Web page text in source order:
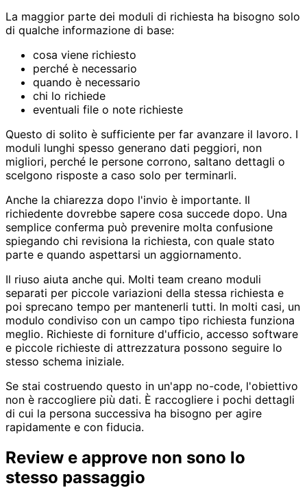
La maggior parte dei moduli di richiesta ha bisogno solo
di qualche informazione di base:
cosa viene richiesto
perché è necessario
quando è necessario
chi lo richiede
eventuali file o note richieste
Questo di solito è sufficiente per far avanzare il lavoro. I
moduli lunghi spesso generano dati peggiori, non
migliori, perché le persone corrono, saltano dettagli o
scelgono risposte a caso solo per terminarli.
Anche la chiarezza dopo l'invio è importante. Il
richiedente dovrebbe sapere cosa succede dopo. Una
semplice conferma può prevenire molta confusione
spiegando chi revisiona la richiesta, con quale stato
parte e quando aspettarsi un aggiornamento.
Il riuso aiuta anche qui. Molti team creano moduli
separati per piccole variazioni della stessa richiesta e
poi sprecano tempo per mantenerli tutti. In molti casi, un
modulo condiviso con un campo tipo richiesta funziona
meglio. Richieste di forniture d'ufficio, accesso software
e piccole richieste di attrezzatura possono seguire lo
stesso schema iniziale.
Se stai costruendo questo in un'app no-code, l'obiettivo
non è raccogliere più dati. È raccogliere i pochi dettagli
di cui la persona successiva ha bisogno per agire
rapidamente e con fiducia.
Review e approve non sono lo
stesso passaggio